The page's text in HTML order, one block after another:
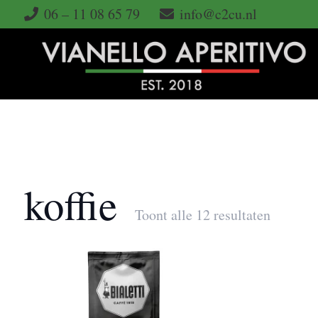
06 – 11 08 65 79 info@c2cu.nl
koffie Toont alle 12 resultaten